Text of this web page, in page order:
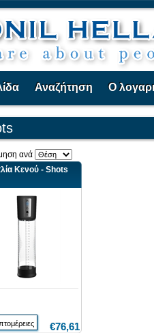
Αναζήτηση Ο
ανά
Κενού - Shots
€76,61